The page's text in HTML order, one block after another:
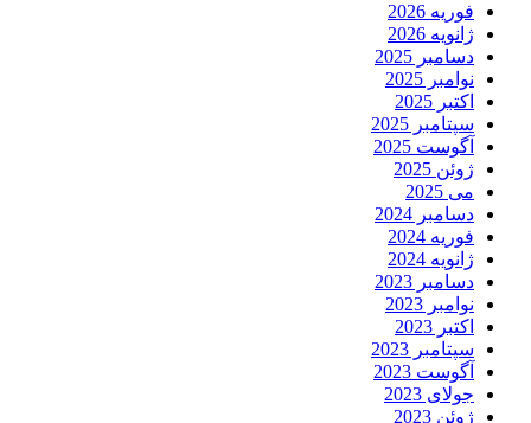
فوریه 2026
ژانویه 2026
دسامبر 2025
نوامبر 2025
اکتبر 2025
سپتامبر 2025
آگوست 2025
ژوئن 2025
می 2025
دسامبر 2024
فوریه 2024
ژانویه 2024
دسامبر 2023
نوامبر 2023
اکتبر 2023
سپتامبر 2023
آگوست 2023
جولای 2023
ژوئن 2023